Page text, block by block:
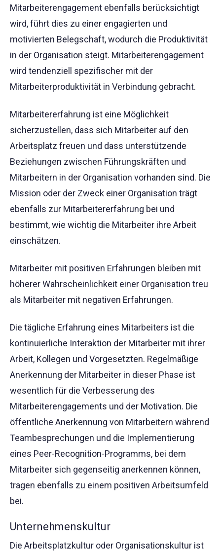
Mitarbeiterengagement ebenfalls berücksichtigt
wird, führt dies zu einer engagierten und
motivierten Belegschaft, wodurch die Produktivität
in der Organisation steigt. Mitarbeiterengagement
wird tendenziell spezifischer mit der
Mitarbeiterproduktivität in Verbindung gebracht.
Mitarbeitererfahrung ist eine Möglichkeit
sicherzustellen, dass sich Mitarbeiter auf den
Arbeitsplatz freuen und dass unterstützende
Beziehungen zwischen Führungskräften und
Mitarbeitern in der Organisation vorhanden sind. Die
Mission oder der Zweck einer Organisation trägt
ebenfalls zur Mitarbeitererfahrung bei und
bestimmt, wie wichtig die Mitarbeiter ihre Arbeit
einschätzen.
Mitarbeiter mit positiven Erfahrungen bleiben mit
höherer Wahrscheinlichkeit einer Organisation treu
als Mitarbeiter mit negativen Erfahrungen.
Die tägliche Erfahrung eines Mitarbeiters ist die
kontinuierliche Interaktion der Mitarbeiter mit ihrer
Arbeit, Kollegen und Vorgesetzten. Regelmäßige
Anerkennung der Mitarbeiter in dieser Phase ist
wesentlich für die Verbesserung des
Mitarbeiterengagements und der Motivation. Die
öffentliche Anerkennung von Mitarbeitern während
Teambesprechungen und die Implementierung
eines Peer-Recognition-Programms, bei dem
Mitarbeiter sich gegenseitig anerkennen können,
tragen ebenfalls zu einem positiven Arbeitsumfeld
bei.
Unternehmenskultur
Die Arbeitsplatzkultur oder Organisationskultur ist